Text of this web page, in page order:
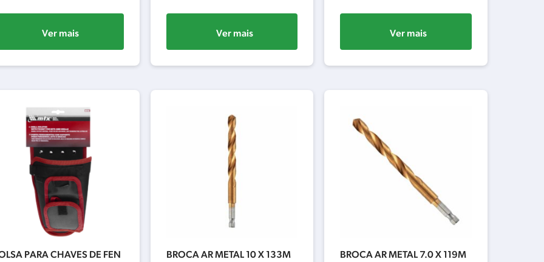
Ver mais Ver mais Ver mais
PARA CHAVES DE FEN
BROCA AR METAL 10 X 133M
BROCA AR METAL 7.0 X 119M